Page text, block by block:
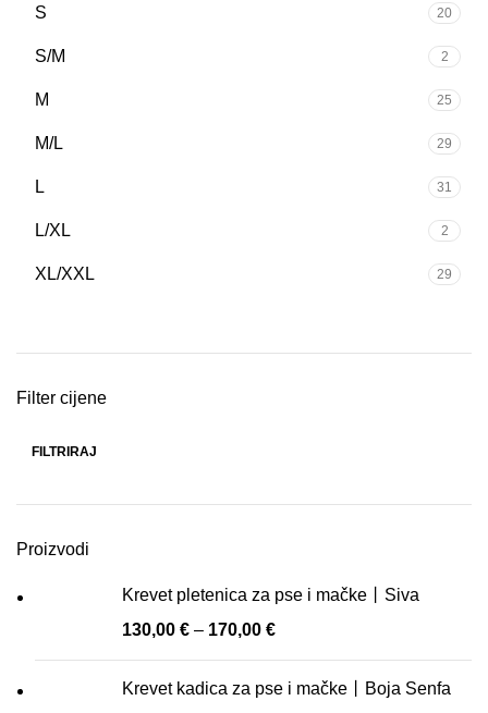
S 20
S/M 2
M 25
M/L 29
L 31
L/XL 2
XL/XXL 29
Filter cijene
FILTRIRAJ
Proizvodi
Krevet pletenica za pse i mačke丨Siva
130,00 € – 170,00 €
Krevet kadica za pse i mačke丨Boja Senfa